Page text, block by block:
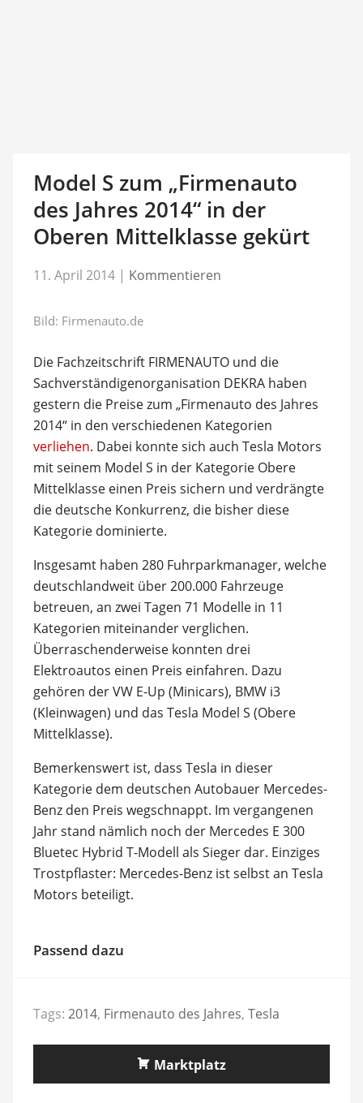
Model S zum „Firmenauto
des Jahres 2014“ in der
Oberen Mittelklasse gekürt
11. April 2014 | Kommentieren
Bild: Firmenauto.de
Die Fachzeitschrift FIRMENAUTO und die
Sachverständigenorganisation DEKRA haben
gestern die Preise zum „Firmenauto des Jahres
2014“ in den verschiedenen Kategorien
verliehen. Dabei konnte sich auch Tesla Motors
mit seinem Model S in der Kategorie Obere
Mittelklasse einen Preis sichern und verdrängte
die deutsche Konkurrenz, die bisher diese
Kategorie dominierte.
Insgesamt haben 280 Fuhrparkmanager, welche
deutschlandweit über 200.000 Fahrzeuge
betreuen, an zwei Tagen 71 Modelle in 11
Kategorien miteinander verglichen.
Überraschenderweise konnten drei
Elektroautos einen Preis einfahren. Dazu
gehören der VW E-Up (Minicars), BMW i3
(Kleinwagen) und das Tesla Model S (Obere
Mittelklasse).
Bemerkenswert ist, dass Tesla in dieser
Kategorie dem deutschen Autobauer Mercedes-
Benz den Preis wegschnappt. Im vergangenen
Jahr stand nämlich noch der Mercedes E 300
Bluetec Hybrid T-Modell als Sieger dar. Einziges
Trostpflaster: Mercedes-Benz ist selbst an Tesla
Motors beteiligt.
Passend dazu
Tags: 2014, Firmenauto des Jahres, Tesla
Marktplatz